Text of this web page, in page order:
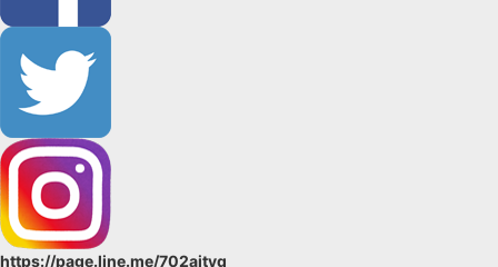
https://page.line.me/702ajtyq